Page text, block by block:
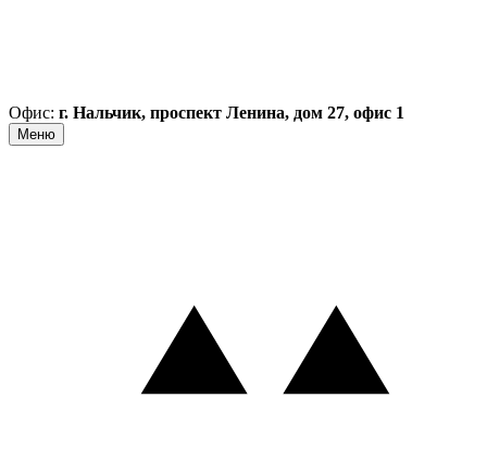
Офис: г. Нальчик, проспект Ленина, дом 27, офис 1
Меню